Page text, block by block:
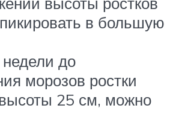
в большую
до
морозов ростки
25 см, можно